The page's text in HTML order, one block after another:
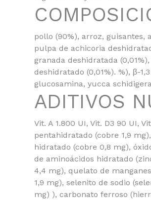
pollo (90%), arroz, guisantes,
pulpa de achicoria
granada deshidratada
deshidratado (0,01%). %), β-
glucosamina, yucca
ADITIVOS
Vit. A 1.800 UI, Vit. D3 90 UI,
pentahidratado (cobre 1,9
hidratado (cobre 0,8 mg),
de aminoácidos hidratado
4,4 mg), quelato de
1,9 mg), selenito de sodio
mg) ), carbonato ferroso